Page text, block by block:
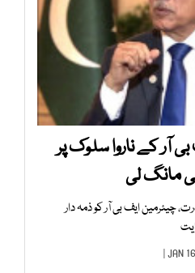
کے ناروا سلوک پر
مانگ لی
ایف بی آر کو ذمہ دار